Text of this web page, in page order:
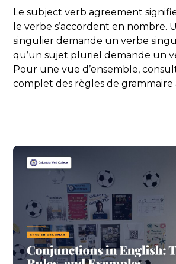
Le subject verb agreement
le verbe s’accordent en nombre.
singulier demande un verbe
qu’un sujet pluriel demande un
Pour une vue d’ensemble,
complet des règles de grammaire